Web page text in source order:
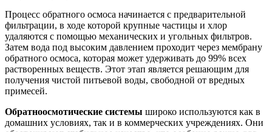
Процесс обратного осмоса начинается с предварительной
фильтрации, в ходе которой крупные частицы и хлор
удаляются с помощью механических и угольных фильтров.
Затем вода под высоким давлением проходит через мембрану
обратного осмоса, которая может удерживать до 99% всех
растворенных веществ. Этот этап является решающим для
получения чистой питьевой воды, свободной от вредных
примесей.
Обратноосмотические системы широко используются как в
домашних условиях, так и в коммерческих учреждениях. Они